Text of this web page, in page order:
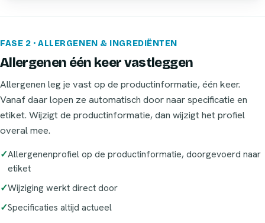
FASE 2 · ALLERGENEN & INGREDIËNTEN
Allergenen één keer vastleggen
Allergenen leg je vast op de productinformatie, één keer.
Vanaf daar lopen ze automatisch door naar specificatie en
etiket. Wijzigt de productinformatie, dan wijzigt het profiel
overal mee.
Allergenenprofiel op de productinformatie, doorgevoerd naar
etiket
Wijziging werkt direct door
Specificaties altijd actueel